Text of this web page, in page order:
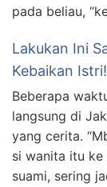
pada beliau,
Lakukan Ini
Kebaikan Istri!
Beberapa
langsung di
yang cerita.
si wanita itu ke
suami, sering